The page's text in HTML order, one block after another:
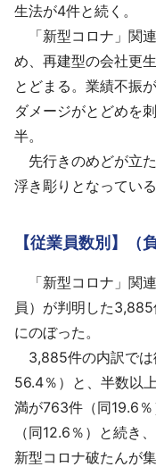
生法が4件と続く。
「新型コロナ」関
め、再建型の会社更
とどまる。業績不振
ダメージがとどめを
半。
先行きのめどが立
浮き彫りとなっている
【従業員数別】（
「新型コロナ」関
員）が判明した
にのぼった。
3,885件の内訳では
56.4％）と、半数以
満が763件（同19.6
（同12.6％）と続き
新型コロナ破たんが